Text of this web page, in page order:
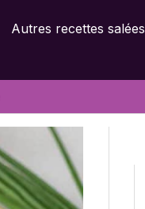
Autres recettes salées